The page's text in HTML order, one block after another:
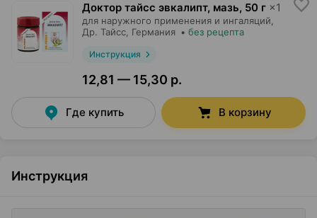
Доктор тайсс эвкалипт, мазь, 50 г ×1
для наружного применения и ингаляций,
Др. Тайсс , Германия • без рецепта
Инструкция
12,81 — 15,30 р.
Где купить В корзину
Инструкция